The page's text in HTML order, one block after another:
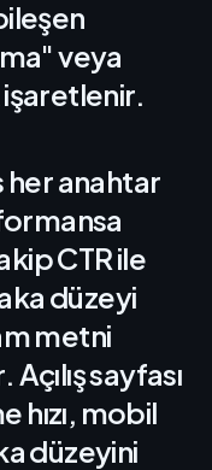
veya
her anahtar
CTR ile
düzeyi
metni
sayfası
hızı, mobil
düzeyini